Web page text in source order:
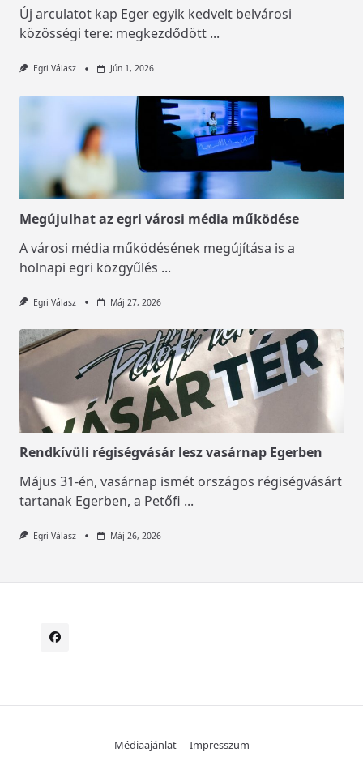
Új arculatot kap Eger egyik kedvelt belvárosi
közösségi tere: megkezdődött ...
Egri Válasz Jún 1, 2026
Megújulhat az egri városi média működése
A városi média működésének megújítása is a
holnapi egri közgyűlés ...
Egri Válasz Máj 27, 2026
Rendkívüli régiségvásár lesz vasárnap Egerben
Május 31-én, vasárnap ismét országos régiségvásárt
tartanak Egerben, a Petőfi ...
Egri Válasz Máj 26, 2026
Médiaajánlat Impresszum